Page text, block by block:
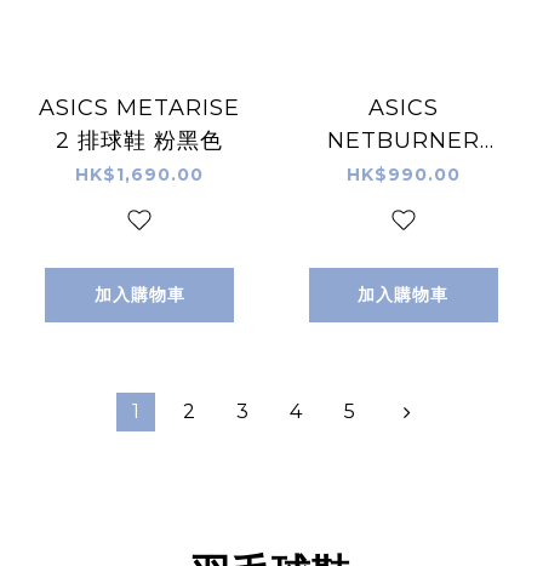
ASICS METARISE
2 排球鞋 粉黑色
HK$1,690.00
加入購物車
ASICS
NETBURNER
BALLISTIC FF 4
白紫色 排球鞋
HK$990.00
加入購物車
1 2 3 4 5